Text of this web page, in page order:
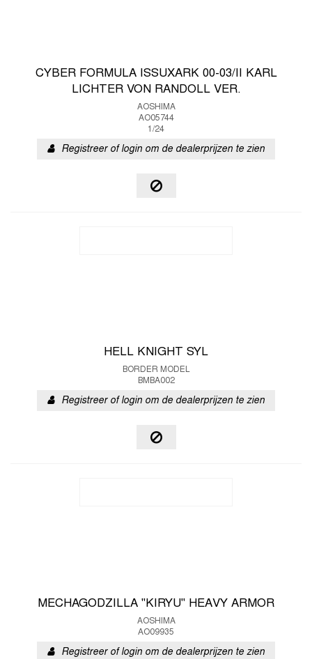
CYBER FORMULA ISSUXARK 00-03/II KARL
LICHTER VON RANDOLL VER.
AOSHIMA
AO05744
1/24
Registreer of login om de dealerprijzen te zien
HELL KNIGHT SYL
BORDER MODEL
BMBA002
Registreer of login om de dealerprijzen te zien
MECHAGODZILLA "KIRYU" HEAVY ARMOR
AOSHIMA
AO09935
Registreer of login om de dealerprijzen te zien